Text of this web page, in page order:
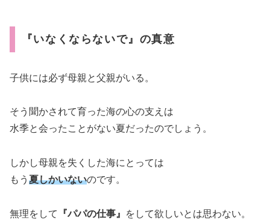
『いなくならないで』の真意
子供には必ず母親と父親がいる。
そう聞かされて育った海の心の支えは
水季と会ったことがない夏だったのでしょう。
しかし母親を失くした海にとっては
もう 夏しかいないのです。
無理をして 『パパの仕事』
をして欲しいとは思わない。